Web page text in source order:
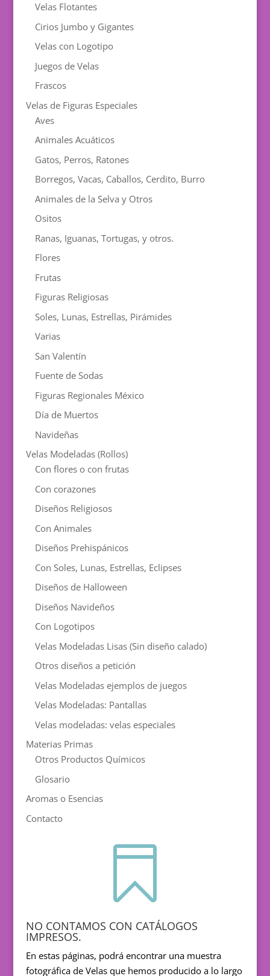
Velas Flotantes
Cirios Jumbo y Gigantes
Velas con Logotipo
Juegos de Velas
Frascos
Velas de Figuras Especiales
Aves
Animales Acuáticos
Gatos, Perros, Ratones
Borregos, Vacas, Caballos, Cerdito, Burro
Animales de la Selva y Otros
Ositos
Ranas, Iguanas, Tortugas, y otros.
Flores
Frutas
Figuras Religiosas
Soles, Lunas, Estrellas, Pirámides
Varias
San Valentín
Fuente de Sodas
Figuras Regionales México
Día de Muertos
Navideñas
Velas Modeladas (Rollos)
Con flores o con frutas
Con corazones
Diseños Religiosos
Con Animales
Diseños Prehispánicos
Con Soles, Lunas, Estrellas, Eclipses
Diseños de Halloween
Diseños Navideños
Con Logotipos
Velas Modeladas Lisas (Sin diseño calado)
Otros diseños a petición
Velas Modeladas ejemplos de juegos
Velas Modeladas: Pantallas
Velas modeladas: velas especiales
Materias Primas
Otros Productos Químicos
Glosario
Aromas o Esencias
Contacto

NO CONTAMOS CON CATÁLOGOS
IMPRESOS.
En estas páginas, podrá encontrar una muestra
fotográfica de Velas que hemos producido a lo largo